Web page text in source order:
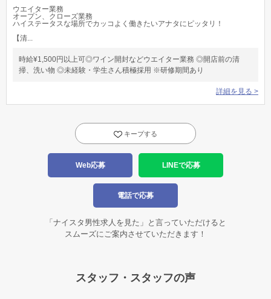
ウエイター業務
オープン、クローズ業務
ハイステータスな場所でカッコよく働きたいアナタにピッタリ！
【清...
時給¥1,500円以上可◎ワイン開封などウエイター業務 ◎開店前の清
掃、洗い物 ◎未経験・学生さん積極採用 ※研修期間あり
詳細を見る >
キープする
Web応募 LINEで応募
電話で応募
「ナイスタ男性求人を見た」と言っていただけると
スムーズにご案内させていただきます！
スタッフ・スタッフの声